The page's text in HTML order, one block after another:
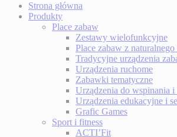
Strona główna
Produkty
Place zabaw
Zestawy wielofunkcyjne
Place zabaw z naturalnego
Tradycyjne urządzenia
Urządzenia ruchome
Zabawki tematyczne
Urządzenia do wspinania i
Urządzenia edukacyjne i
Grafic Games
Sport i fitness
ACTI’Fit